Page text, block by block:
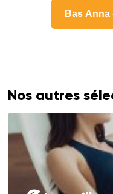
Bas Anna
Nos autres